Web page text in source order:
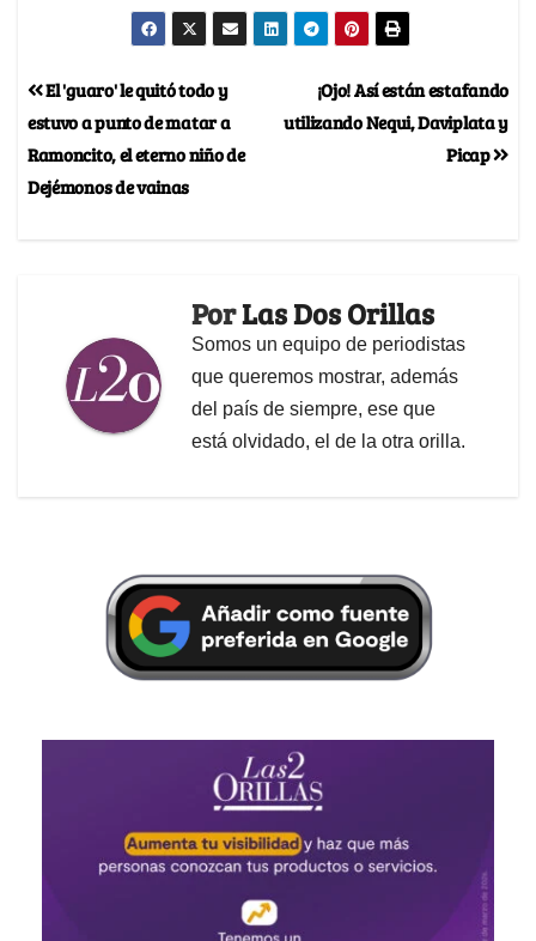
¡Ojo! Así están estafando
utilizando Nequi, Daviplata y
Picap
El 'guaro' le quitó todo y
estuvo a punto de matar a
Ramoncito, el eterno niño de
Dejémonos de vainas
PorLas Dos Orillas
Somos un equipo de periodistas
que queremos mostrar, además
del país de siempre, ese que
está olvidado, el de la otra orilla.